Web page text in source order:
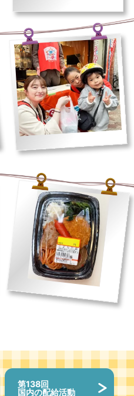
第138回
国内の配給活動